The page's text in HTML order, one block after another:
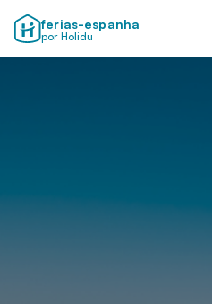
ferias-espanha
por Holidu